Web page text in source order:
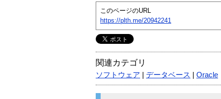
このページのURL
https://plth.me/20942241
関連カテゴリ
ソフトウェア データベース Oracle